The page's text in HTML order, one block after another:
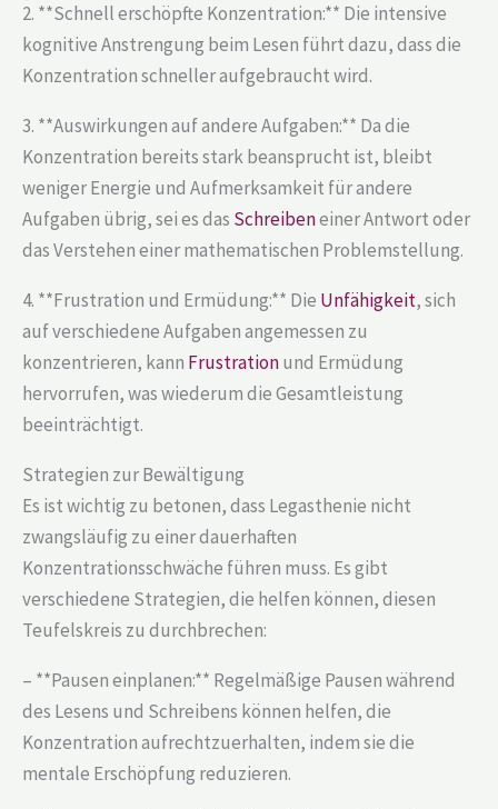
2. **Schnell erschöpfte Konzentration:** Die intensive
kognitive Anstrengung beim Lesen führt dazu, dass die
Konzentration schneller aufgebraucht wird.
3. **Auswirkungen auf andere Aufgaben:** Da die
Konzentration bereits stark beansprucht ist, bleibt
weniger Energie und Aufmerksamkeit für andere
Aufgaben übrig, sei es das Schreibeneiner Antwort oder
das Verstehen einer mathematischen Problemstellung.
4. **Frustration und Ermüdung:** Die Unfähigkeit, sich
auf verschiedene Aufgaben angemessen zu
konzentrieren, kann Frustrationund Ermüdung
hervorrufen, was wiederum die Gesamtleistung
beeinträchtigt.
Strategien zur Bewältigung
Es ist wichtig zu betonen, dass Legasthenie nicht
zwangsläufig zu einer dauerhaften
Konzentrationsschwäche führen muss. Es gibt
verschiedene Strategien, die helfen können, diesen
Teufelskreis zu durchbrechen:
– **Pausen einplanen:** Regelmäßige Pausen während
des Lesens und Schreibens können helfen, die
Konzentration aufrechtzuerhalten, indem sie die
mentale Erschöpfung reduzieren.